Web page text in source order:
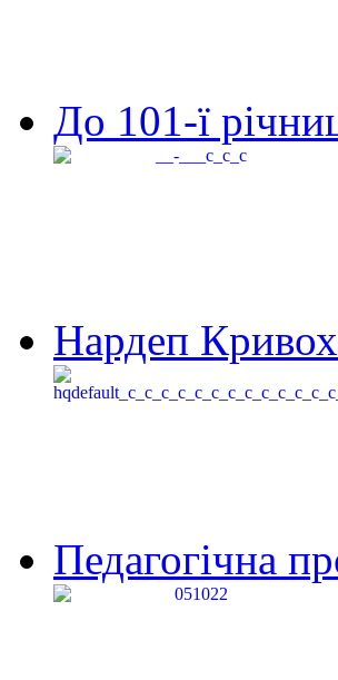
До 101-ї
Нардеп
Педагогічна